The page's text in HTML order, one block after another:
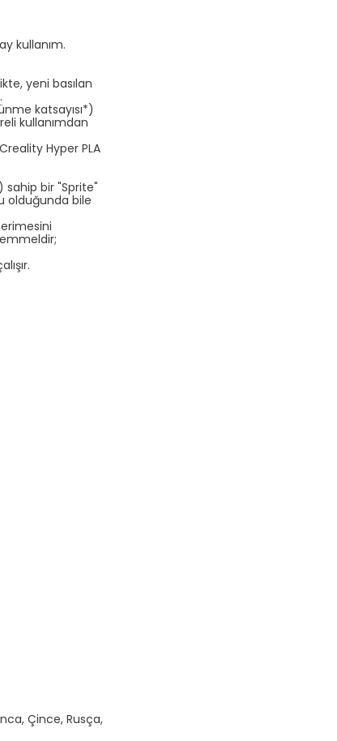
kullanım.
yeni basılan
katsayısı*)
kullanımdan
Hyper PLA
sahip bir "Sprite"
olduğunda bile
Çince, Rusça,